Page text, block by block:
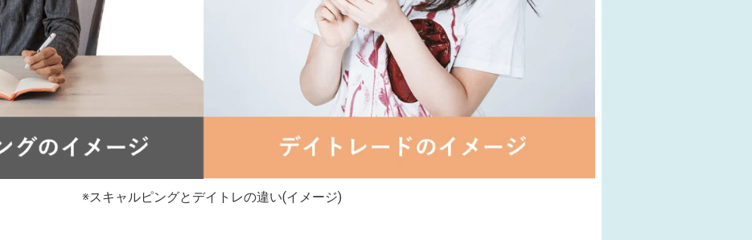
※スキャルピングとデイトレの違い(イメージ)